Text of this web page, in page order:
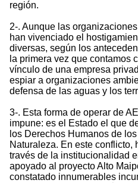
región.
2-. Aunque las
han vivenciado el
diversas, según los
la primera vez que contamos
vínculo de una empresa
espiar a organizaciones
defensa de las aguas y los
3-. Esta forma de operar de
impune: es el Estado el que
los Derechos Humanos de
Naturaleza. En este conflicto,
través de la institucionalidad
apoyado al proyecto Alto
constatado innumerables